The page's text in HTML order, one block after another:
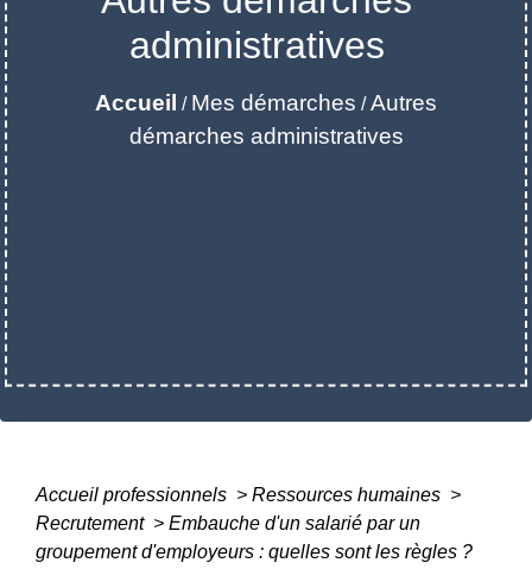
administratives
Accueil / Mes démarches /Autres
démarches administratives
Accueil professionnels > Ressources humaines >
Recrutement > Embauche d'un salarié par un
groupement d'employeurs : quelles sont les règles ?